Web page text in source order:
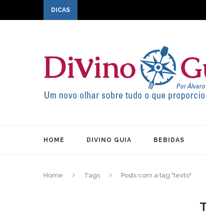
DICAS
HOME DIVINO GUIA BEBIDAS
Home Tags Posts com a tag "texto"